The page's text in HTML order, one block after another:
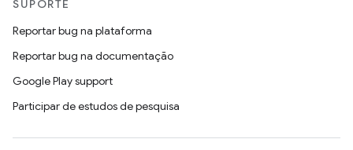
SUPORTE
Reportar bug na plataforma
Reportar bug na documentação
Google Play support
Participar de estudos de pesquisa